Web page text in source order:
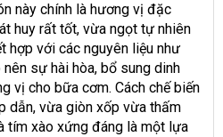
này chính là hương vị đặc
huy rất tốt, vừa ngọt tự nhiên
hợp với các nguyên liệu như
sự hài hòa, bổ sung dinh
vị cho bữa cơm. Cách chế biến
dẫn, vừa giòn xốp vừa thấm
tím xào xứng đáng là một lựa